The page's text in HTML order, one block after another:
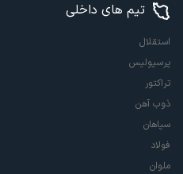
تیم های داخلی
استقلال
پرسپولیس
تراکتور
ذوب آهن
سپاهان
فولاد
ملوان